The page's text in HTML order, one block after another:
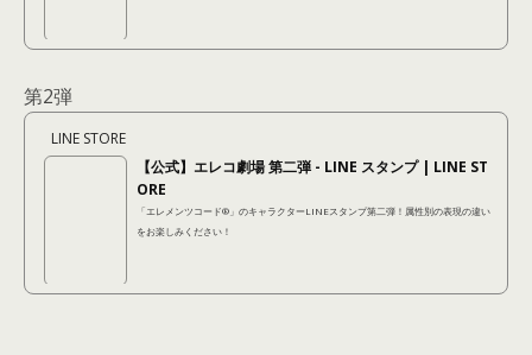
第2弾
LINE STORE
【公式】エレコ劇場 第二弾 - LINE スタンプ | LINE ST
ORE
「エレメンツコード®︎」のキャラクターLINEスタンプ第二弾！属性別の表現の違い
をお楽しみください！